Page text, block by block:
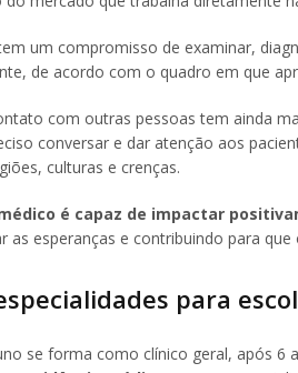
um compromisso de examinar,
de acordo com o quadro em que
com outras pessoas tem ainda
conversar e dar atenção aos
culturas e crenças.
é capaz de impactar
as esperanças e contribuindo para
para
se forma como clínico geral, após 6